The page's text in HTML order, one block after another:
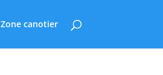
Zone canotier